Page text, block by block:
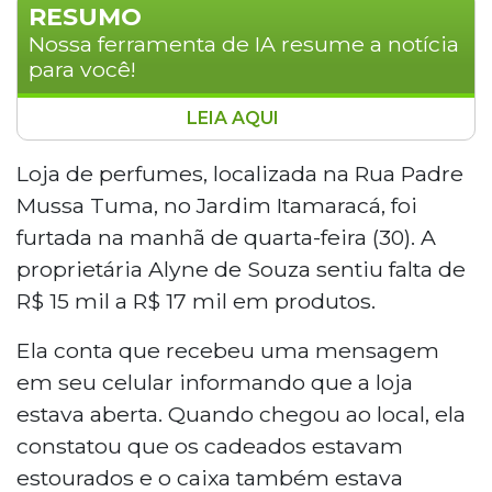
RESUMO
Nossa ferramenta de IA resume a notícia
para você!
Uma loja de perfumes no Jardim
Itamaracá foi furtada, resultando em um
prejuízo de R$ 15 mil a R$ 17 mil em
produtos. A proprietária, Alyne de Souza,
recebeu uma mensagem informando
que a loja estava aberta e, ao chegar,
encontrou os cadeados estourados e o
frustração, destacando que muitos
perfumes ainda não estavam pagos. Um
vídeo registrou o ladrão saindo com uma
caixa cheia de perfumes de diversas
marcas.
LEIA AQUI
Loja de perfumes, localizada na Rua Padre
Mussa Tuma, no Jardim Itamaracá, foi
furtada na manhã de quarta-feira (30). A
proprietária Alyne de Souza sentiu falta de
R$ 15 mil a R$ 17 mil em produtos.
Ela conta que recebeu uma mensagem
em seu celular informando que a loja
estava aberta. Quando chegou ao local, ela
constatou que os cadeados estavam
estourados e o caixa também estava